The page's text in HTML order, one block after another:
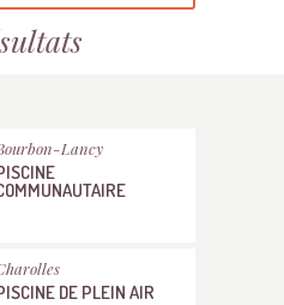
Lancy
DE PLEIN AIR